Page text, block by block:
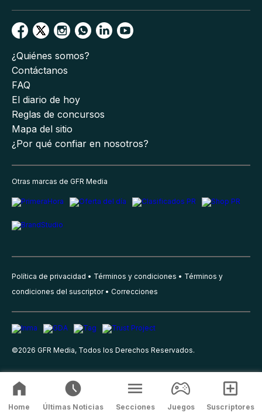
¿Quiénes somos?
Contáctanos
FAQ
El diario de hoy
Reglas de concursos
Mapa del sitio
¿Por qué confiar en nosotros?
Otras marcas de GFR Media
Política de privacidad Términos y condiciones
Términos y
condiciones del suscriptor
Correcciones
©2026 GFR Media, Todos los Derechos Reservados.
Home Últimas Noticias Secciones Juegos Suscriptores